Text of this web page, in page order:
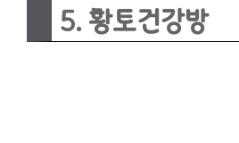
5. 황토건강방